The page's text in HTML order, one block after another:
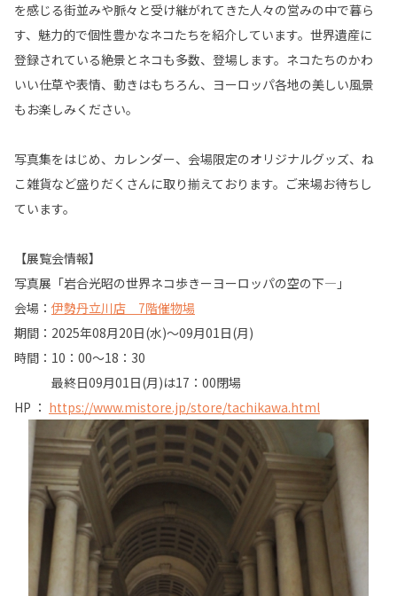
を感じる街並みや脈々と受け継がれてきた人々の営みの中で暮ら
す、魅力的で個性豊かなネコたちを紹介しています。世界遺産に
登録されている絶景とネコも多数、登場します。ネコたちのかわ
いい仕草や表情、動きはもちろん、ヨーロッパ各地の美しい風景
もお楽しみください。
写真集をはじめ、カレンダー、会場限定のオリジナルグッズ、ね
こ雑貨など盛りだくさんに取り揃えております。ご来場お待ちし
ています。
【展覧会情報】
写真展「岩合光昭の世界ネコ歩きーヨーロッパの空の下―」
会場： 伊勢丹立川店 7階催物場
期間：2025年08月20日(水)～09月01日(月)
時間：10：00～18：30
最終日09月01日(月)は17：00閉場
HP ： https://www.mistore.jp/store/tachikawa.html